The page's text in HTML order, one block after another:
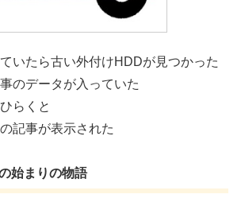
いたら古い外付けHDDが見つかった
のデータが入っていた
らくと
記事が表示された
始まりの物語